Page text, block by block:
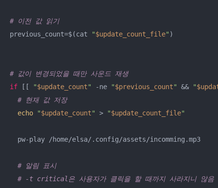
# 이전 값 읽기
previous_count=$(cat
"$update_count_file" )
# 값이 변경되었을 때만 사운드 재생
if [[ "$update_count" -ne "$previous_count" && "
# 현재 값 저장
echo
"$update_count" > "$update_count_file"
  pw-play /home/elsa/.config/assets/incomming.mp3
# 알림 표시
# -t critical은 사용자가 클릭을 할 때까지 사라지니 않음